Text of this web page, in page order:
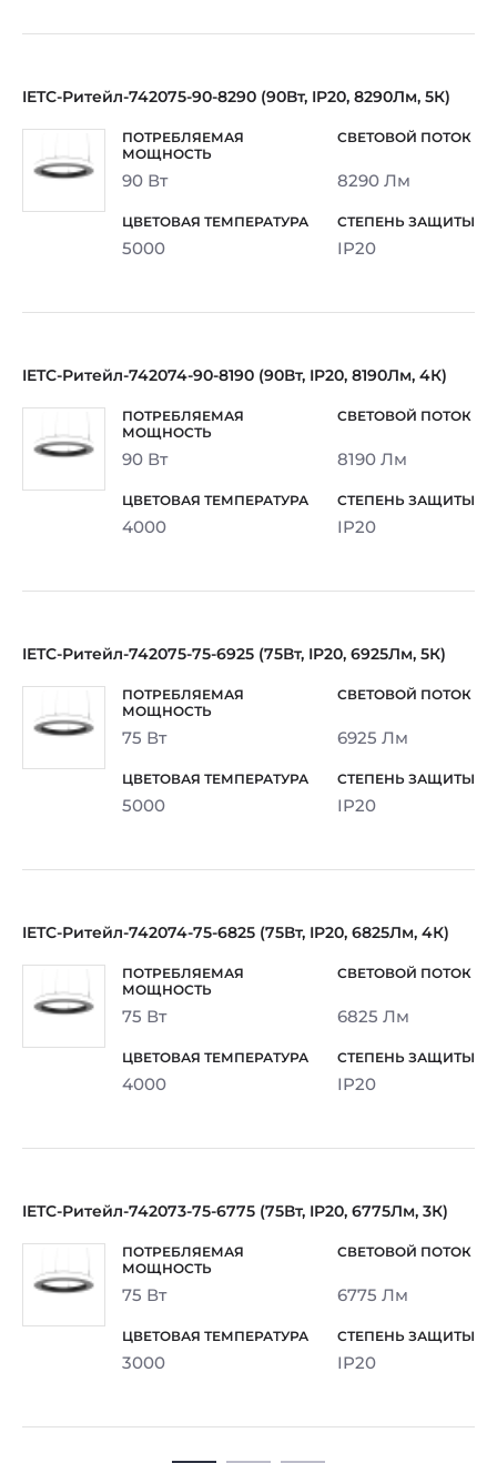
IETC-Ритейл-742075-90-8290 (90Вт, IP20, 8290Лм, 5К)
90 Вт 8290 Лм
5000 IP20
IETC-Ритейл-742074-90-8190 (90Вт, IP20, 8190Лм, 4К)
90 Вт 8190 Лм
4000 IP20
IETC-Ритейл-742075-75-6925 (75Вт, IP20, 6925Лм, 5К)
75 Вт 6925 Лм
5000 IP20
IETC-Ритейл-742074-75-6825 (75Вт, IP20, 6825Лм, 4К)
75 Вт 6825 Лм
4000 IP20
IETC-Ритейл-742073-75-6775 (75Вт, IP20, 6775Лм, 3К)
75 Вт 6775 Лм
3000 IP20